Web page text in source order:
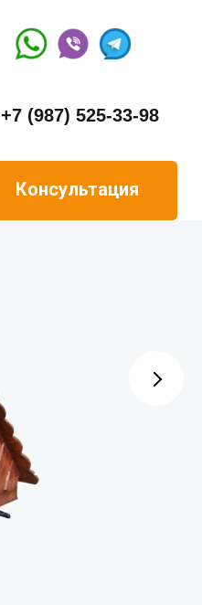
+7 (987) 525-33-98
Консультация